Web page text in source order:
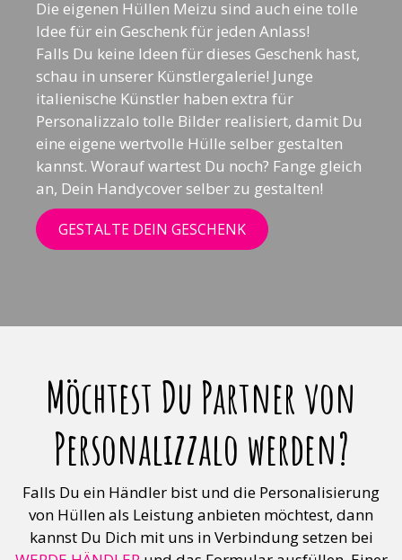
Die eigenen Hüllen Meizu sind auch eine tolle
Idee für ein Geschenk für jeden Anlass!
Falls Du keine Ideen für dieses Geschenk hast,
schau in unserer Künstlergalerie! Junge
italienische Künstler haben extra für
Personalizzalo tolle Bilder realisiert, damit Du
eine eigene wertvolle Hülle selber gestalten
kannst. Worauf wartest Du noch? Fange gleich
an, Dein Handycover selber zu gestalten!
GESTALTE DEIN GESCHENK
Möchtest Du Partner von
Personalizzalo werden?
Falls Du ein Händler bist und die Personalisierung
von Hüllen als Leistung anbieten möchtest, dann
kannst Du Dich mit uns in Verbindung setzen bei